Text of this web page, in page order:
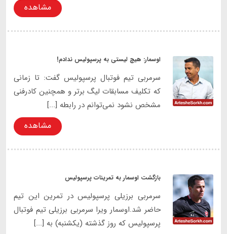
مشاهده
اوسمار: هیچ لیستی به پرسپولیس ندادم!
سرمربی تیم فوتبال پرسپولیس گفت: تا زمانی
که تکلیف مسابقات لیگ برتر و همچنین کادرفنی
مشخص نشود نمی‌توانم در رابطه [...]
مشاهده
بازگشت اوسمار به تمرینات پرسپولیس
سرمربی برزیلی پرسپولیس در تمرین این تیم
حاضر شد.اوسمار ویرا سرمربی برزیلی تیم فوتبال
پرسپولیس که روز گذشته (یکشنبه) به [...]